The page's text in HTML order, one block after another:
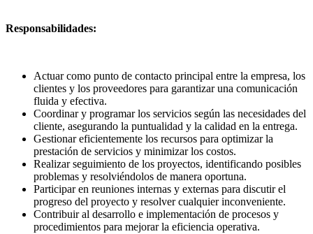
Responsabilidades:
Actuar como punto de contacto principal entre la empresa, los
clientes y los proveedores para garantizar una comunicación
fluida y efectiva.
Coordinar y programar los servicios según las necesidades del
cliente, asegurando la puntualidad y la calidad en la entrega.
Gestionar eficientemente los recursos para optimizar la
prestación de servicios y minimizar los costos.
Realizar seguimiento de los proyectos, identificando posibles
problemas y resolviéndolos de manera oportuna.
Participar en reuniones internas y externas para discutir el
progreso del proyecto y resolver cualquier inconveniente.
Contribuir al desarrollo e implementación de procesos y
procedimientos para mejorar la eficiencia operativa.